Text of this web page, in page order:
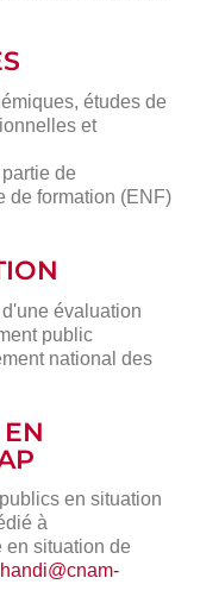
études de
et
de
de formation (ENF)
évaluation
public
national des
en situation
à
en situation de
handi@cnam-